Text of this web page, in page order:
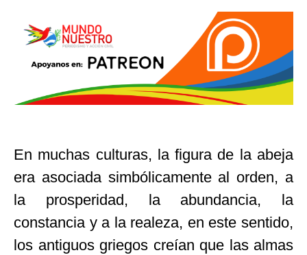
En muchas culturas, la figura de la abeja
era asociada simbólicamente al orden, a
la prosperidad, la abundancia, la
constancia y a la realeza, en este sentido,
los antiguos griegos creían que las almas